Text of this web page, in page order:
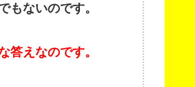
もないのです。
答えなのです。